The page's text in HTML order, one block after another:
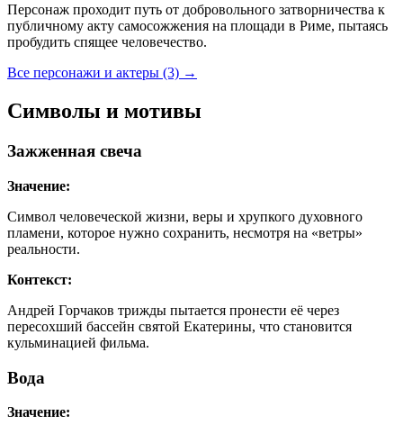
Персонаж проходит путь от добровольного затворничества к
публичному акту самосожжения на площади в Риме, пытаясь
пробудить спящее человечество.
Все персонажи и актеры (3) →
Символы и мотивы
Зажженная свеча
Значение:
Символ человеческой жизни, веры и хрупкого духовного
пламени, которое нужно сохранить, несмотря на «ветры»
реальности.
Контекст:
Андрей Горчаков трижды пытается пронести её через
пересохший бассейн святой Екатерины, что становится
кульминацией фильма.
Вода
Значение: